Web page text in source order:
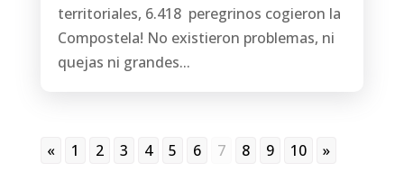
territoriales, 6.418 peregrinos cogieron la
Compostela! No existieron problemas, ni
quejas ni grandes...
« 1 2 3 4 5 6 7 8 9 10 »